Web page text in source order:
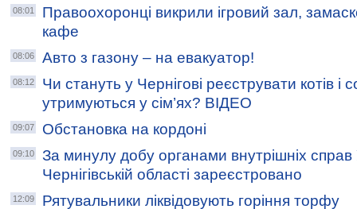
08:01
Правоохоронці викрили ігровий зал,
кафе
08:06 Авто з газону – на евакуатор!
08:12
Чи стануть у Чернігові реєструвати котів і
утримуються у сім’ях? ВІДЕО
09:07 Обстановка на кордоні
09:10
За минулу добу органами внутрішніх
Чернігівській області зареєстровано
12:09 Рятувальники ліквідовують горіння торфу